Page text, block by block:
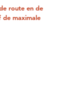
route en de
de maximale